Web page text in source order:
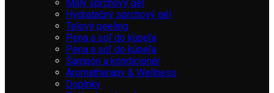
Malý sprchový gél
Hydratačný sprchový gél
Telový peeling
Pena a soľ do kúpeľa
Pena a soľ do kúpeľa
Šampón a kondicionér
Aromatherapy & Wellness
Doplnky